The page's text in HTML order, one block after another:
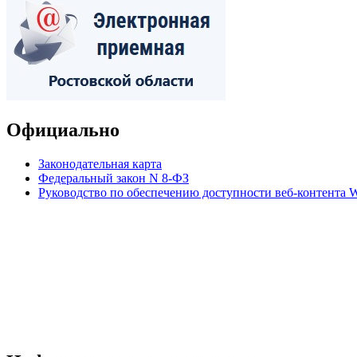
Официально
Законодательная карта
Федеральный закон N 8-ФЗ
Руководство по обеспечению доступности веб-контента